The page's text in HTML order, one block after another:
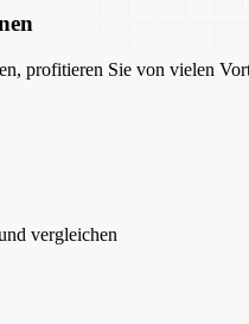
profitieren Sie von vielen
vergleichen